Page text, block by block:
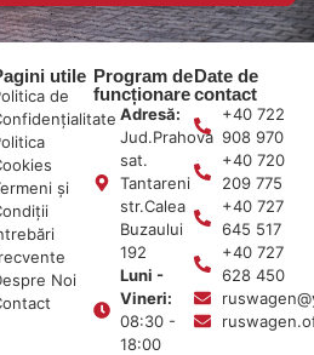
utile
de
și
Noi
Program de
funcționare
Adresă:
Jud.Prahova
sat.
Tantareni
str.Calea
Buzaului
192
Luni -
Vineri:
08:30 -
18:00
Date de
contact
+40 722
908 970
+40 720
209 775
+40 727
645 517
+40 727
628 450